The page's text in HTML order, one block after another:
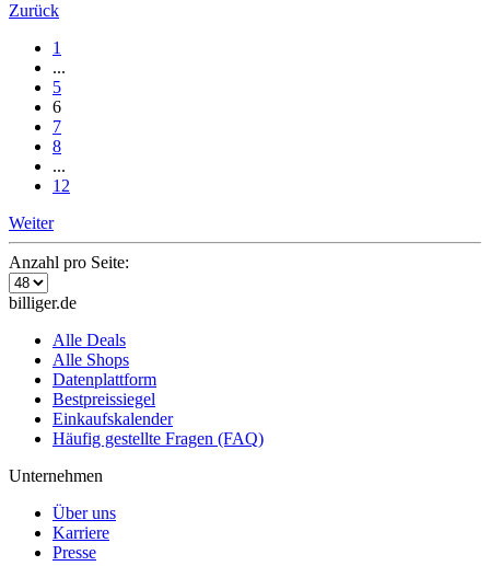
Zurück
1
...
5
6
7
8
...
12
Weiter
Anzahl pro Seite:
billiger.de
Alle Deals
Alle Shops
Datenplattform
Bestpreissiegel
Einkaufskalender
Häufig gestellte Fragen (FAQ)
Unternehmen
Über uns
Karriere
Presse